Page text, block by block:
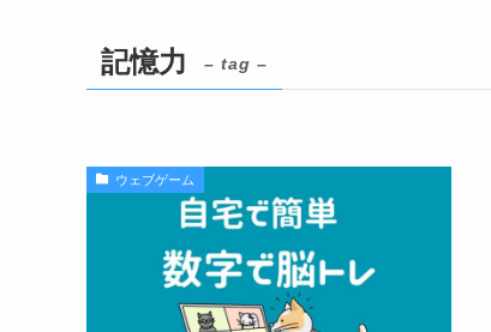
記憶力 – tag –
ウェブゲーム